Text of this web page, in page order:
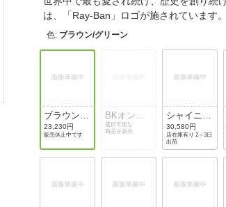
よくある質問・お問合せ
ご利用規約
は、「Ray-Ban」ロゴが施されていま
色: ブラウン/グリーン
ブラウン/
グリーン
23,230円
販売休止中です
BKオンシ
ェブロング
ラディエン
選択可能な
商品を表示
シャイニー
ブラック/
クリスタル
イエロー
AR
30,580円
店在庫有り 2～3日
出荷